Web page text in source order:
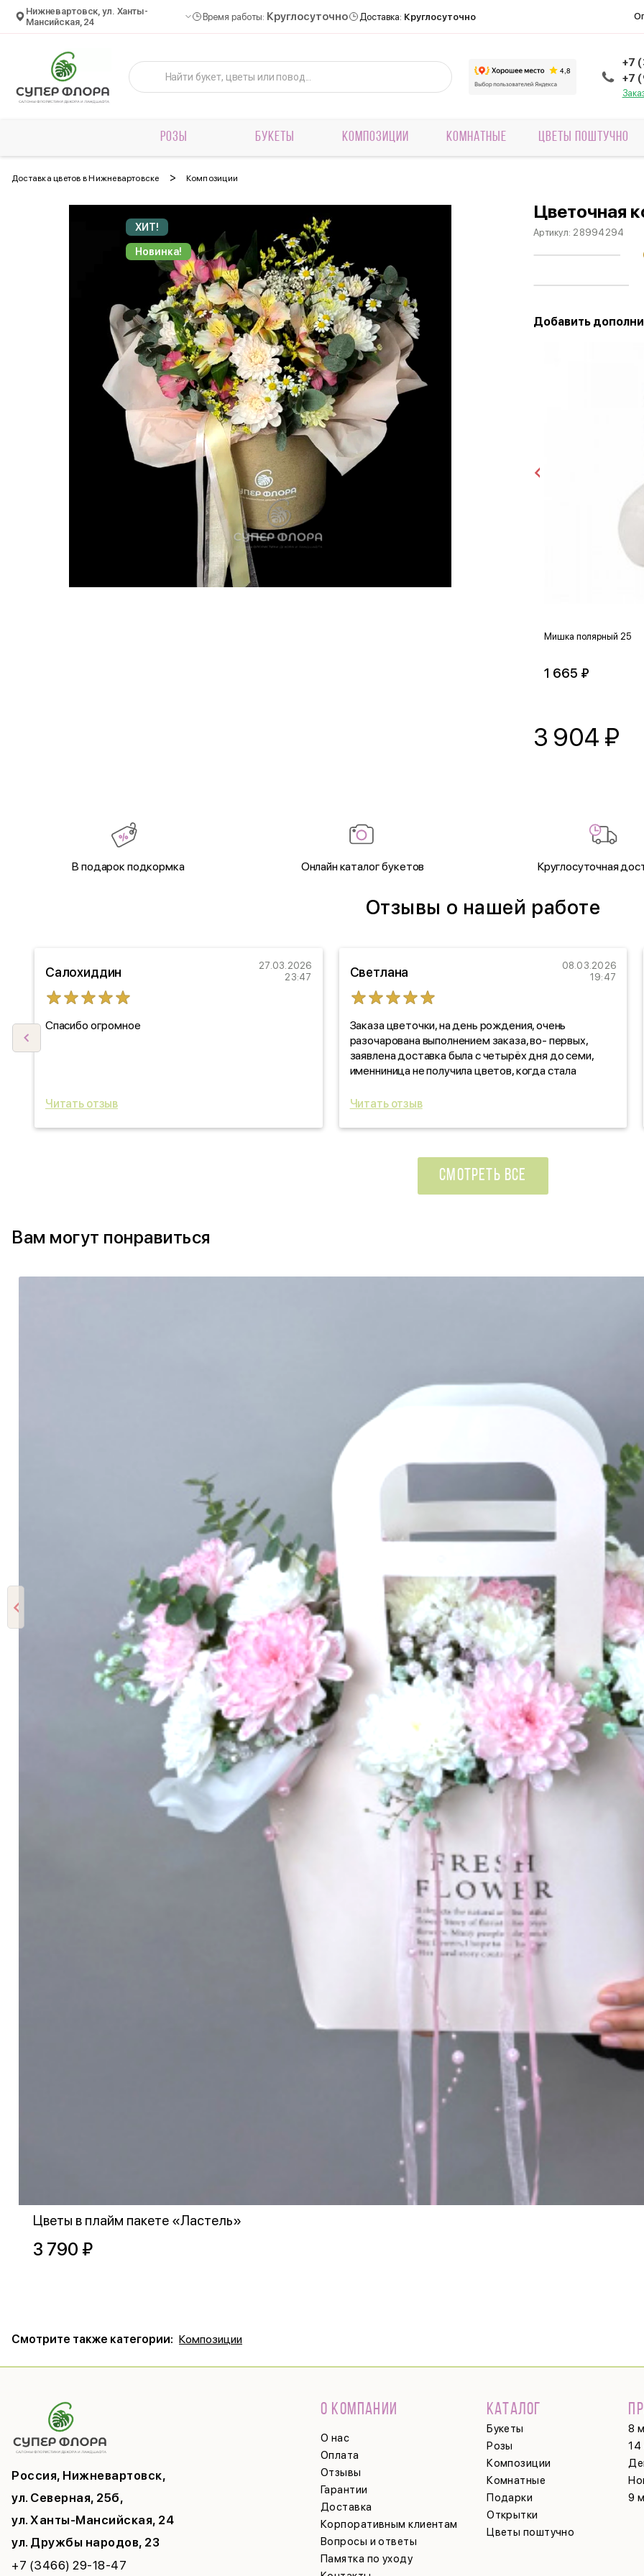
Нижневартовск, ул. Ханты-
Мансийская, 24
Время работы: Круглосуточно Доставка: Круглосуточно
+7
+7
РОЗЫ БУКЕТЫ КОМПОЗИЦИИ КОМНАТНЫЕ ЦВЕТЫ ПОШТУЧНО
Доставка цветов в Нижневартовске > Композиции
ХИТ!
Новинка!
Цветочная
Артикул: 28994294
Добавить
Мишка полярный 25
1 665 ₽
3 904 ₽
В подарок подкормка Онлайн каталог букетов Круглосуточная
Отзывы о нашей работе
Салохиддин
27.03.2026
23:47
Спасибо огромное
Читать отзыв
Светлана
08.03.2026
19:47
Заказа цветочки, на день рождения, очень
разочарована выполнением заказа, во- первых,
заявлена доставка была с четырёх дня до семи,
именниница не получила цветов, когда стала
такое вообще возможно?!!! По качеству цветов,
цветочки, на деле- не свежие, прдмороженные!
поступаете?!!!
Читать отзыв
СМОТРЕТЬ ВСЕ
Вам могут понравиться
Цветы в плайм пакете «Ластель»
3 790 ₽
Смотрите также категории: Композиции
Россия, Нижневартовск,
ул. Северная, 25б,
ул. Ханты-Мансийская, 24
ул. Дружбы народов, 23
+7 (3466) 29-18-47
О КОМПАНИИ
О нас
Оплата
Отзывы
Гарантии
Доставка
Корпоративным клиентам
Вопросы и ответы
Памятка по уходу
КАТАЛОГ
Букеты
Розы
Композиции
Комнатные
Подарки
Открытки
Цветы поштучно
8
14
9